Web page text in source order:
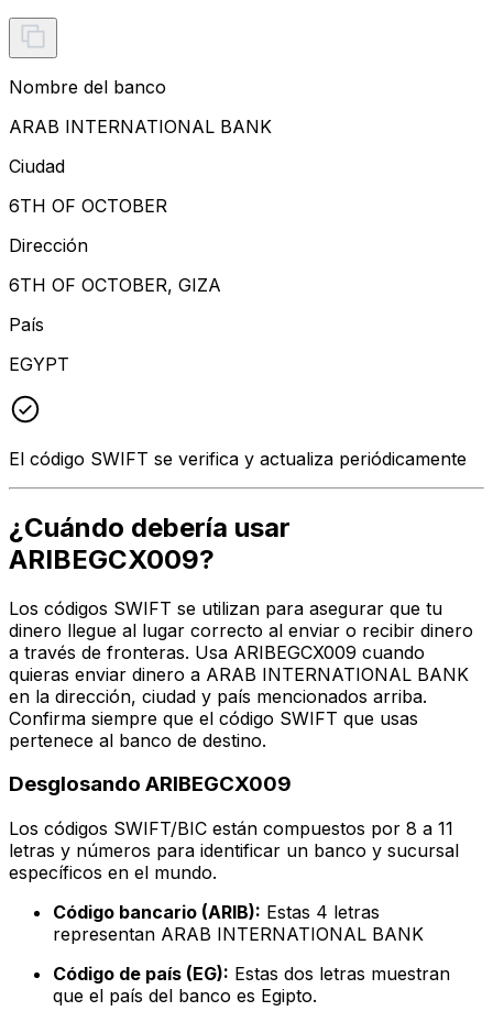
Nombre del banco
ARAB INTERNATIONAL BANK
Ciudad
6TH OF OCTOBER
Dirección
6TH OF OCTOBER, GIZA
País
EGYPT
El código SWIFT se verifica y actualiza periódicamente
¿Cuándo debería usar
ARIBEGCX009?
Los códigos SWIFT se utilizan para asegurar que tu
dinero llegue al lugar correcto al enviar o recibir dinero
a través de fronteras. Usa ARIBEGCX009 cuando
quieras enviar dinero a ARAB INTERNATIONAL BANK
en la dirección, ciudad y país mencionados arriba.
Confirma siempre que el código SWIFT que usas
pertenece al banco de destino.
Desglosando ARIBEGCX009
Los códigos SWIFT/BIC están compuestos por 8 a 11
letras y números para identificar un banco y sucursal
específicos en el mundo.
Código bancario (ARIB): Estas 4 letras
representan ARAB INTERNATIONAL BANK
Código de país (EG): Estas dos letras muestran
que el país del banco es Egipto.